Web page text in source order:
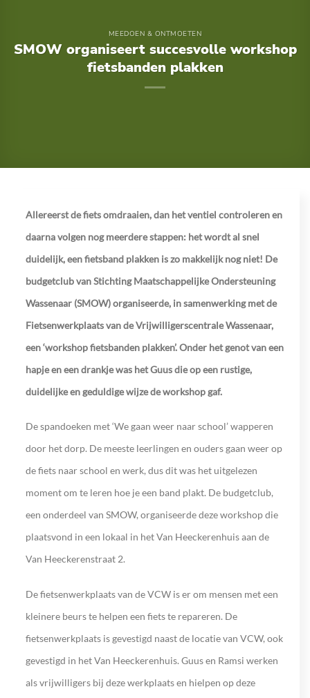
MEEDOEN & ONTMOETEN
SMOW organiseert succesvolle workshop
fietsbanden plakken
Allereerst de fiets omdraaien, dan het ventiel controleren en
daarna volgen nog meerdere stappen: het wordt al snel
duidelijk, een fietsband plakken is zo makkelijk nog niet! De
budgetclub van Stichting Maatschappelijke Ondersteuning
Wassenaar (SMOW) organiseerde, in samenwerking met de
Fietsenwerkplaats van de Vrijwilligerscentrale Wassenaar,
een ‘workshop fietsbanden plakken’. Onder het genot van een
hapje en een drankje was het Guus die op een rustige,
duidelijke en geduldige wijze de workshop gaf.
De spandoeken met ‘We gaan weer naar school’ wapperen
door het dorp. De meeste leerlingen en ouders gaan weer op
de fiets naar school en werk, dus dit was het uitgelezen
moment om te leren hoe je een band plakt. De budgetclub,
een onderdeel van SMOW, organiseerde deze workshop die
plaatsvond in een lokaal in het Van Heeckerenhuis aan de
Van Heeckerenstraat 2.
De fietsenwerkplaats van de VCW is er om mensen met een
kleinere beurs te helpen een fiets te repareren. De
fietsenwerkplaats is gevestigd naast de locatie van VCW, ook
gevestigd in het Van Heeckerenhuis. Guus en Ramsi werken
als vrijwilligers bij deze werkplaats en hielpen op deze